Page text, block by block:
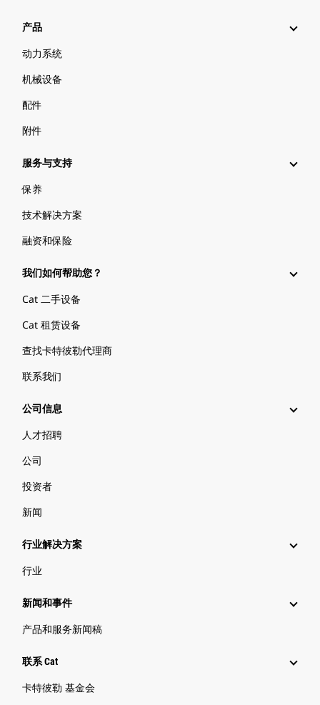
产品
动力系统
机械设备
配件
附件
服务与支持
保养
技术解决方案
融资和保险
我们如何帮助您？
Cat 二手设备
Cat 租赁设备
查找卡特彼勒代理商
联系我们
公司信息
人才招聘
公司
投资者
新闻
行业解决方案
行业
新闻和事件
产品和服务新闻稿
联系 Cat
卡特彼勒 基金会